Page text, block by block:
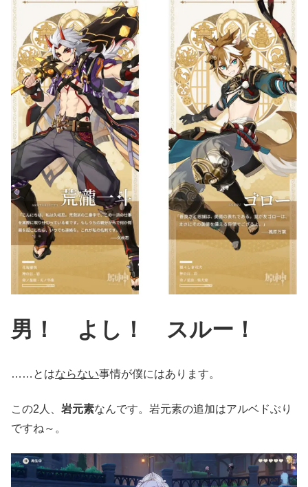
男！ よし！ スルー！
……とはならない事情が僕にはあります。
この2人、 岩元素なんです。岩元素の追加はアルベドぶり
ですね～。